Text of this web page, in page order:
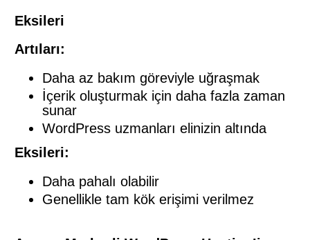
Eksileri
Artıları:
Daha az bakım göreviyle uğraşmak
İçerik oluşturmak için daha fazla zaman
sunar
WordPress uzmanları elinizin altında
Eksileri:
Daha pahalı olabilir
Genellikle tam kök erişimi verilmez